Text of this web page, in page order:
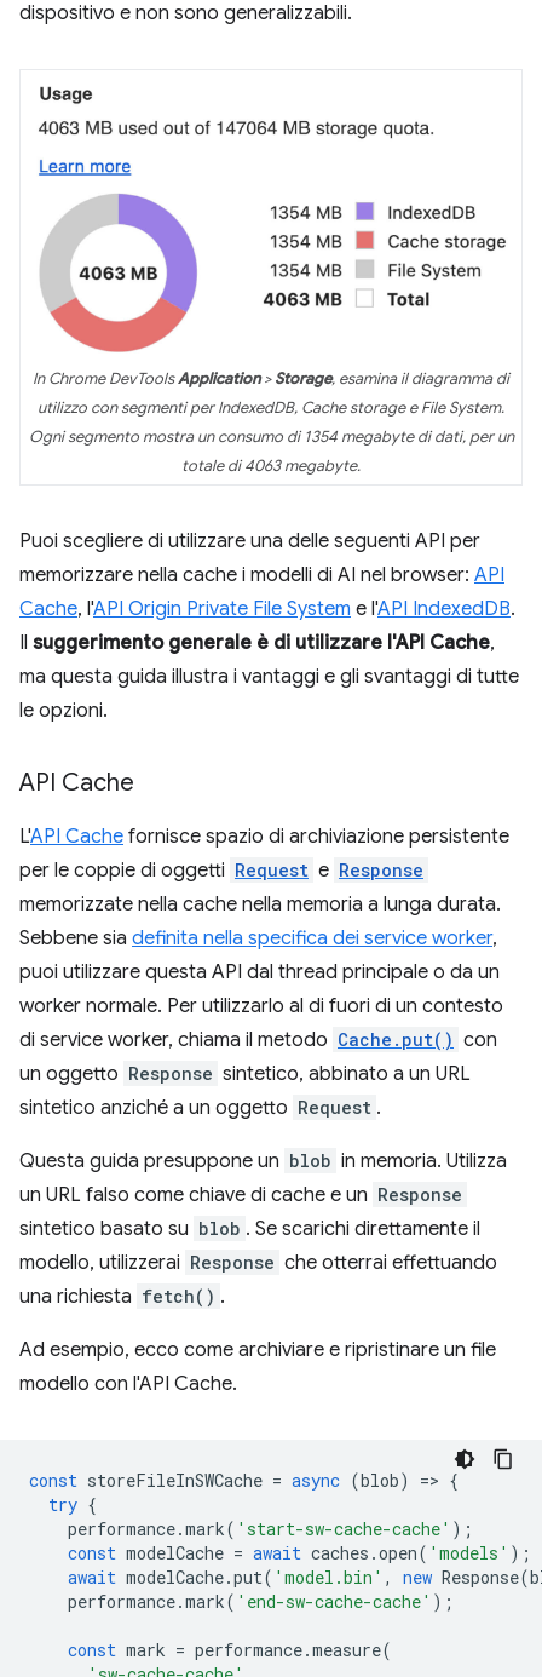
dispositivo e non sono generalizzabili.
In Chrome DevToolsApplication>Storage, esamina il diagramma di
utilizzo con segmenti per IndexedDB, Cache storage e File System.
Ogni segmento mostra un consumo di 1354 megabyte di dati, per un
totale di 4063 megabyte.
Puoi scegliere di utilizzare una delle seguenti API per
memorizzare nella cache i modelli di AI nel browser: API
Cache, l'API Origin Private File System e l'API IndexedDB.
Il suggerimento generale è di utilizzare l'API Cache,
ma questa guida illustra i vantaggi e gli svantaggi di tutte
le opzioni.
API Cache
L'API Cache fornisce spazio di archiviazione persistente
per le coppie di oggetti Request e Response
memorizzate nella cache nella memoria a lunga durata.
Sebbene sia definita nella specifica dei service worker,
puoi utilizzare questa API dal thread principale o da un
worker normale. Per utilizzarlo al di fuori di un contesto
di service worker, chiama il metodo Cache.put() con
un oggetto Response sintetico, abbinato a un URL
sintetico anziché a un oggetto Request .
Questa guida presuppone un blob in memoria. Utilizza
un URL falso come chiave di cache e un Response
sintetico basato su blob . Se scarichi direttamente il
modello, utilizzerai Response che otterrai effettuando
una richiesta fetch() .
Ad esempio, ecco come archiviare e ripristinare un file
modello con l'API Cache.
const storeFileInSWCache = async (blob) => {
try {
performance.mark( 'start-sw-cache-cache' );
const modelCache = await caches .open( 'models' );
await modelCache.put( 'model.bin' , new Response(
performance.mark( 'end-sw-cache-cache' );
const mark = performance.measure(